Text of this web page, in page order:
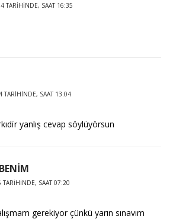
TARIHINDE, SAAT 16:35
TARIHINDE, SAAT 13:04
yanlış cevap söylüyörsun
SAAT 07:20
gerekiyor çünkü yarın sınavım